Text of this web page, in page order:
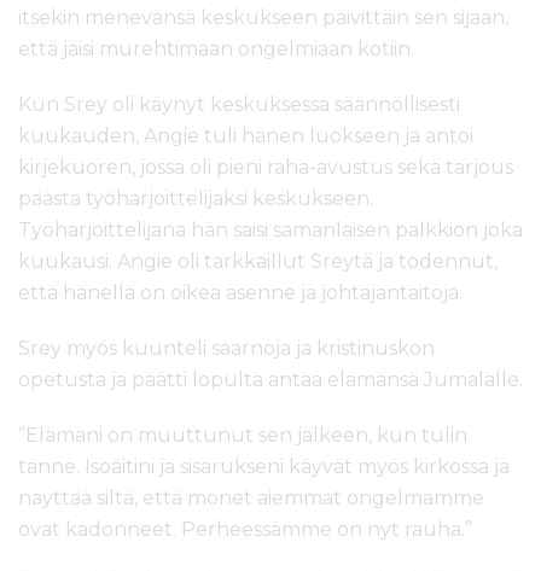
itsekin menevänsä keskukseen päivittäin sen sijaan,
että jäisi murehtimaan ongelmiaan kotiin.
Kun Srey oli käynyt keskuksessa säännöllisesti
kuukauden, Angie tuli hänen luokseen ja antoi
kirjekuoren, jossa oli pieni raha-avustus sekä tarjous
päästä työharjoittelijaksi keskukseen.
Työharjoittelijana hän saisi samanlaisen palkkion joka
kuukausi. Angie oli tarkkaillut Sreytä ja todennut,
että hänellä on oikea asenne ja johtajantaitoja.
Srey myös kuunteli saarnoja ja kristinuskon
opetusta ja päätti lopulta antaa elämänsä Jumalalle.
”Elämäni on muuttunut sen jälkeen, kun tulin
tänne. Isoäitini ja sisarukseni käyvät myös kirkossa ja
näyttää siltä, että monet aiemmat ongelmamme
ovat kadonneet. Perheessämme on nyt rauha.”